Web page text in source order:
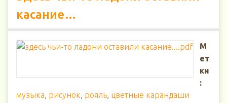
касание…
М
ет
ки
:
музыка, рисунок, рояль, цветные карандаши